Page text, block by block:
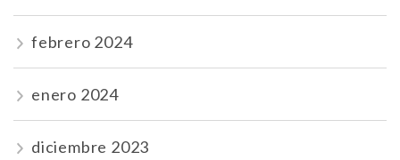
febrero 2024
enero 2024
diciembre 2023